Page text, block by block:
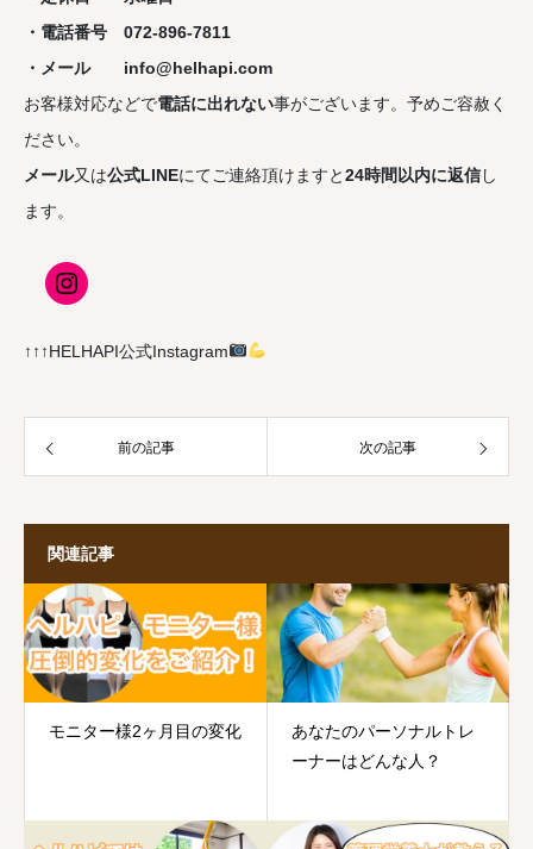
・電話番号 072-896-7811
・メール info@helhapi.com
お客様対応などで電話に出れない事がございます。予めご容赦く
ださい。
メール又は公式LINEにてご連絡頂けますと24時間以内に返信し
ます。
↑↑↑HELHAPI公式Instagram
前の記事 次の記事
関連記事
モニター様2ヶ月目の変化
あなたのパーソナルトレ
ーナーはどんな人？